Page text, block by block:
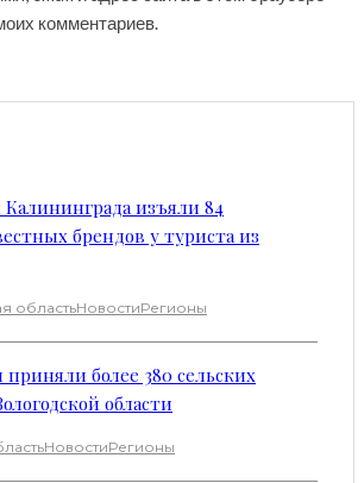
комментариев.
изъяли 84
брендов у туриста из
областьНовостиРегионы
более 380 сельских
области
НовостиРегионы